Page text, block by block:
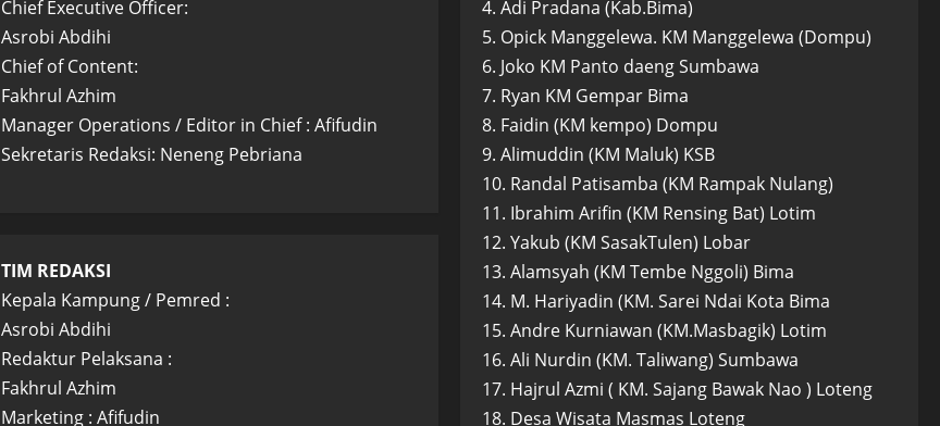
Chief Executive Officer:
Asrobi Abdihi
Chief of Content:
Fakhrul Azhim
Manager Operations / Editor in Chief : Afifudin
Sekretaris Redaksi: Neneng Pebriana
TIM REDAKSI
Kepala Kampung / Pemred :
Asrobi Abdihi
Redaktur Pelaksana :
Fakhrul Azhim
Marketing : Afifudin
4. Adi Pradana (Kab.Bima)
5. Opick Manggelewa. KM Manggelewa (Dompu)
6. Joko KM Panto daeng Sumbawa
7. Ryan KM Gempar Bima
8. Faidin (KM kempo) Dompu
9. Alimuddin (KM Maluk) KSB
10. Randal Patisamba (KM Rampak Nulang)
11. Ibrahim Arifin (KM Rensing Bat) Lotim
12. Yakub (KM SasakTulen) Lobar
13. Alamsyah (KM Tembe Nggoli) Bima
14. M. Hariyadin (KM. Sarei Ndai Kota Bima
15. Andre Kurniawan (KM.Masbagik) Lotim
16. Ali Nurdin (KM. Taliwang) Sumbawa
17. Hajrul Azmi ( KM. Sajang Bawak Nao ) Loteng
18. Desa Wisata Masmas Loteng